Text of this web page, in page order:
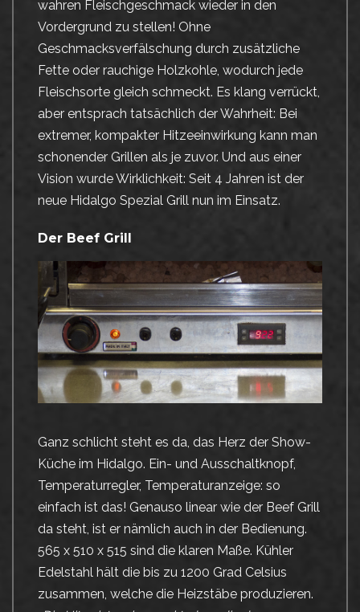
wahren Fleischgeschmack wieder in den
Vordergrund zu stellen! Ohne
Geschmacksverfälschung durch zusätzliche
Fette oder rauchige Holzkohle, wodurch jede
Fleischsorte gleich schmeckt. Es klang verrückt,
aber entsprach tatsächlich der Wahrheit: Bei
extremer, kompakter Hitzeeinwirkung kann man
schonender Grillen als je zuvor. Und aus einer
Vision wurde Wirklichkeit: Seit 4 Jahren ist der
neue Hidalgo Spezial Grill nun im Einsatz.
Der Beef Grill
Ganz schlicht steht es da, das Herz der Show-
Küche im Hidalgo. Ein- und Ausschaltknopf,
Temperaturregler, Temperaturanzeige: so
einfach ist das! Genauso linear wie der Beef Grill
da steht, ist er nämlich auch in der Bedienung.
565 x 510 x 515 sind die klaren Maße. Kühler
Edelstahl hält die bis zu 1200 Grad Celsius
zusammen, welche die Heizstäbe produzieren.